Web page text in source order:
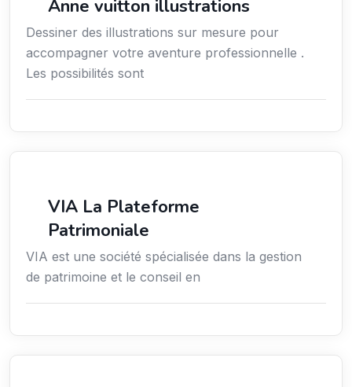
Anne vuitton illustrations
Dessiner des illustrations sur mesure pour
accompagner votre aventure professionnelle .
Les possibilités sont
VIA La Plateforme
Patrimoniale
VIA est une société spécialisée dans la gestion
de patrimoine et le conseil en